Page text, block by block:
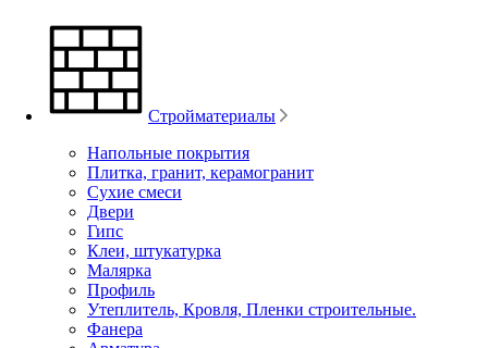
Стройматериалы
Напольные покрытия
Плитка, гранит, керамогранит
Сухие смеси
Двери
Гипс
Клеи, штукатурка
Малярка
Профиль
Утеплитель, Кровля, Пленки строительные.
Фанера